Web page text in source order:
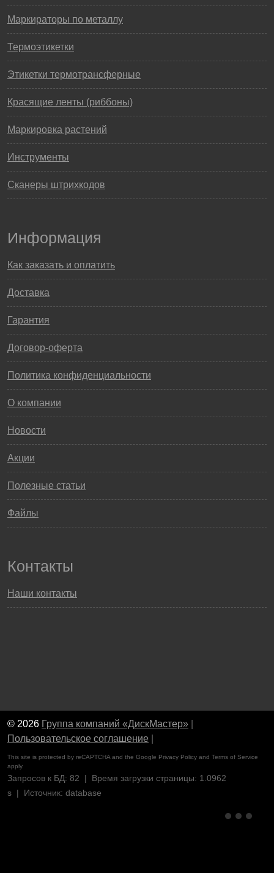
Маркираторы по металлу
Термоэтикетки
Этикетки термотрансферные
Красящие ленты (риббоны)
Маркировка растений
Инструменты
Сканеры штрихкодов
Информация
Как заказать и оплатить
Доставка
Гарантия
Договор-оферта
Политика конфиденциальности
О компании
Новости
Акции
Полезные статьи
Файлы
Контакты
Наши контакты
© 2026 Группа компаний «ДискМастер»
Пользовательское соглашение
This site is protected by reCAPTCHA and the Google Privacy Policy and Terms of Service
apply.
Запросов к БД: 82 | Время загрузки страницы: 1.0962
s | Источник: database